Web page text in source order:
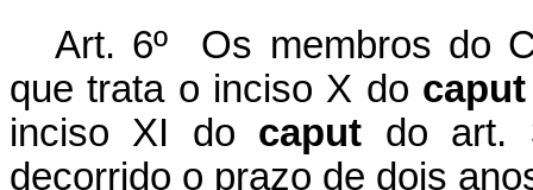
Art. 6º Os membros do
que trata o inciso X do caput
inciso XI do caput do art.
decorrido o prazo de dois